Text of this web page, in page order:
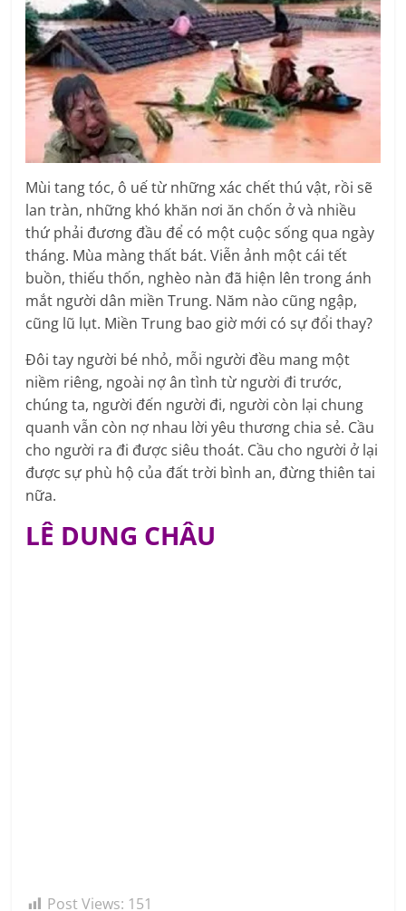
Mùi tang tóc, ô uế từ những xác chết thú vật, rồi sẽ
lan tràn, những khó khăn nơi ăn chốn ở và nhiều
thứ phải đương đầu để có một cuộc sống qua ngày
tháng. Mùa màng thất bát. Viễn ảnh một cái tết
buồn, thiếu thốn, nghèo nàn đã hiện lên trong ánh
mắt người dân miền Trung. Năm nào cũng ngập,
cũng lũ lụt. Miền Trung bao giờ mới có sự đổi thay?
Đôi tay người bé nhỏ, mỗi người đều mang một
niềm riêng, ngoài nợ ân tình từ người đi trước,
chúng ta, người đến người đi, người còn lại chung
quanh vẫn còn nợ nhau lời yêu thương chia sẻ. Cầu
cho người ra đi được siêu thoát. Cầu cho người ở lại
được sự phù hộ của đất trời bình an, đừng thiên tai
nữa.
LÊ DUNG CHÂU
Post Views: 151